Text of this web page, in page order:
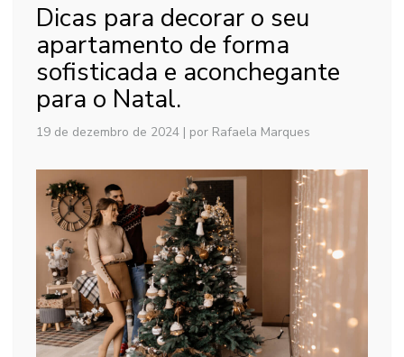
Dicas para decorar o seu
apartamento de forma
sofisticada e aconchegante
para o Natal.
19 de dezembro de 2024 | por Rafaela Marques